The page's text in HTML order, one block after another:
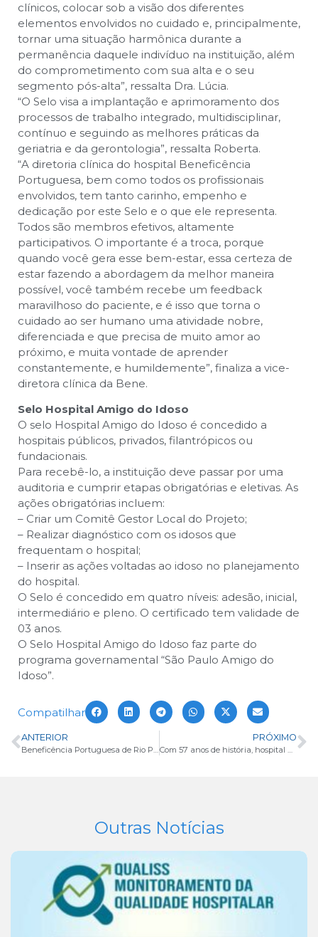
clínicos, colocar sob a visão dos diferentes
elementos envolvidos no cuidado e, principalmente,
tornar uma situação harmônica durante a
permanência daquele indivíduo na instituição, além
do comprometimento com sua alta e o seu
segmento pós-alta”, ressalta Dra. Lúcia.
“O Selo visa a implantação e aprimoramento dos
processos de trabalho integrado, multidisciplinar,
contínuo e seguindo as melhores práticas da
geriatria e da gerontologia”, ressalta Roberta.
“A diretoria clínica do hospital Beneficência
Portuguesa, bem como todos os profissionais
envolvidos, tem tanto carinho, empenho e
dedicação por este Selo e o que ele representa.
Todos são membros efetivos, altamente
participativos. O importante é a troca, porque
quando você gera esse bem-estar, essa certeza de
estar fazendo a abordagem da melhor maneira
possível, você também recebe um feedback
maravilhoso do paciente, e é isso que torna o
cuidado ao ser humano uma atividade nobre,
diferenciada e que precisa de muito amor ao
próximo, e muita vontade de aprender
constantemente, e humildemente”, finaliza a vice-
diretora clínica da Bene.
Selo Hospital Amigo do Idoso
O selo Hospital Amigo do Idoso é concedido a
hospitais públicos, privados, filantrópicos ou
fundacionais.
Para recebê-lo, a instituição deve passar por uma
auditoria e cumprir etapas obrigatórias e eletivas. As
ações obrigatórias incluem:
– Criar um Comitê Gestor Local do Projeto;
– Realizar diagnóstico com os idosos que
frequentam o hospital;
– Inserir as ações voltadas ao idoso no planejamento
do hospital.
O Selo é concedido em quatro níveis: adesão, inicial,
intermediário e pleno. O certificado tem validade de
03 anos.
O Selo Hospital Amigo do Idoso faz parte do
programa governamental “São Paulo Amigo do
Idoso”.
Compatilhar
ANTERIOR
Beneficência Portuguesa de Rio Preto é o único hospital do Noroeste Paulista na lista dos principais hospitais do Brasil
PRÓXIMO
Com 57 anos de história, hospital Beneficência Portuguesa é reconhecido pela qualidade dos seus serviços
Outras Notícias